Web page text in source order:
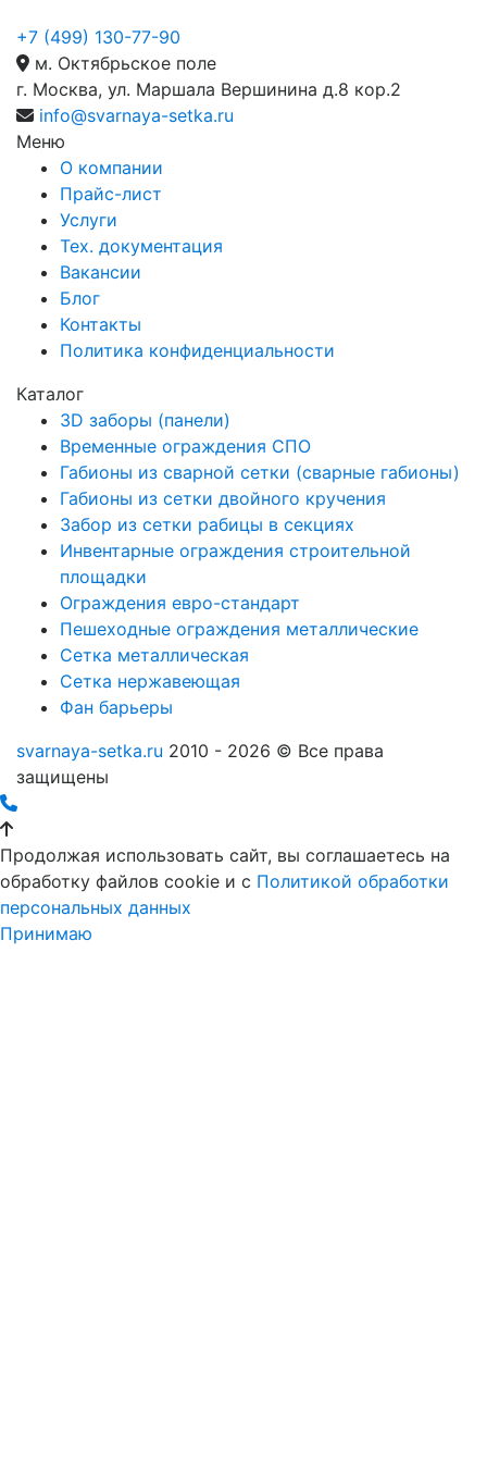
+7 (499) 130-77-90
м. Октябрьское поле
г. Москва, ул. Маршала Вершинина д.8 кор.2
info@svarnaya-setka.ru
Меню
О компании
Прайс-лист
Услуги
Тех. документация
Вакансии
Блог
Контакты
Политика конфиденциальности
Каталог
3D заборы (панели)
Временные ограждения СПО
Габионы из сварной сетки (сварные габионы)
Габионы из сетки двойного кручения
Забор из сетки рабицы в секциях
Инвентарные ограждения строительной
площадки
Ограждения евро-стандарт
Пешеходные ограждения металлические
Сетка металлическая
Сетка нержавеющая
Фан барьеры
svarnaya-setka.ru 2010 - 2026 © Все права
защищены
Продолжая использовать сайт, вы соглашаетесь на
обработку файлов cookie и c Политикой обработки
персональных данных
Принимаю